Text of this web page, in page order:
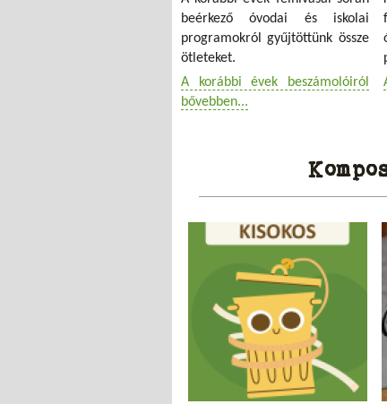
beérkező óvodai és iskolai
programokról gyűjtöttünk össze
ötleteket.
A korábbi évek beszámolóiról
bővebben...